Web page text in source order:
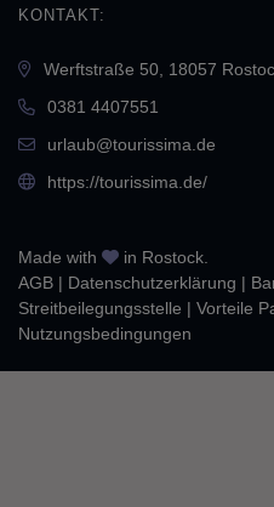
KONTAKT:
Werftstraße 50, 18057
0381 4407551
urlaub@tourissima.de
https://tourissima.de/
Made with
in Rostock.
AGB | Daten­schutz­erklärung |
Streitbeilegungsstelle | Vorteile
Nutzungsbedingungen